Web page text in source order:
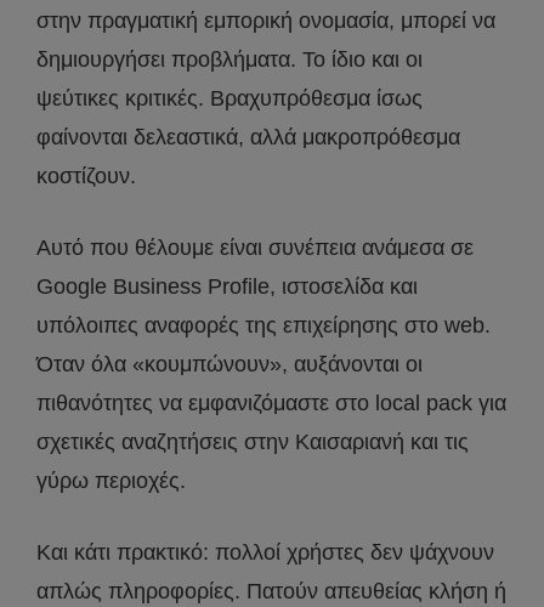
στην πραγματική εμπορική ονομασία, μπορεί να
δημιουργήσει προβλήματα. Το ίδιο και οι
ψεύτικες κριτικές. Βραχυπρόθεσμα ίσως
φαίνονται δελεαστικά, αλλά μακροπρόθεσμα
κοστίζουν.
Αυτό που θέλουμε είναι συνέπεια ανάμεσα σε
Google Business Profile, ιστοσελίδα και
υπόλοιπες αναφορές της επιχείρησης στο web.
Όταν όλα «κουμπώνουν», αυξάνονται οι
πιθανότητες να εμφανιζόμαστε στο local pack για
σχετικές αναζητήσεις στην Καισαριανή και τις
γύρω περιοχές.
Και κάτι πρακτικό: πολλοί χρήστες δεν ψάχνουν
απλώς πληροφορίες. Πατούν απευθείας κλήση ή